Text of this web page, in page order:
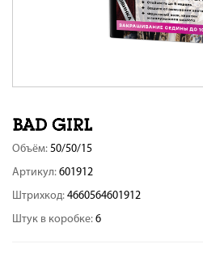
Объём: 50/50/15
Артикул: 601912
Штрихкод: 4660564601912
Штук в коробке: 6